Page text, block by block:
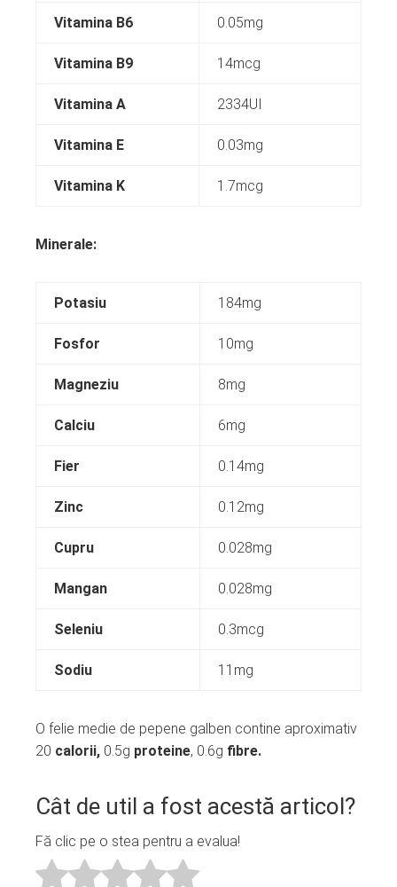
Vitamina B6 0.05mg
Vitamina B9 14mcg
Vitamina A 2334UI
Vitamina E 0.03mg
Vitamina K 1.7mcg
Minerale:
Potasiu 184mg
Fosfor 10mg
Magneziu 8mg
Calciu 6mg
Fier 0.14mg
Zinc 0.12mg
Cupru 0.028mg
Mangan 0.028mg
Seleniu 0.3mcg
Sodiu 11mg
O felie medie de pepene galben contine aproximativ
20 calorii, 0.5g proteine, 0.6g fibre.
Cât de util a fost acestă articol?
Fă clic pe o stea pentru a evalua!